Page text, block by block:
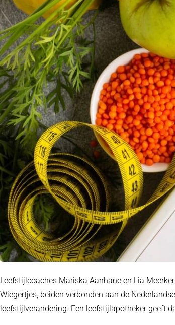
Leefstijlcoaches Mariska Aanhane en Lia
Wiegertjes, beiden verbonden aan de
leefstijlverandering. Een leefstijlapotheker geeft